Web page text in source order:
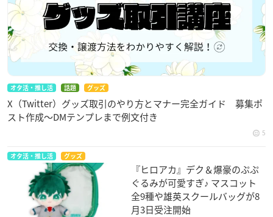
オタ活・推し活 話題 グッズ
X（Twitter）グッズ取引のやり方とマナー完全ガイド 募集ポ
スト作成〜DMテンプレまで例文付き
5
オタ活・推し活 グッズ
『ヒロアカ』デク＆爆豪のぷぷ
ぐるみが可愛すぎ♪ マスコット
全9種や雄英スクールバッグが8
月3日受注開始